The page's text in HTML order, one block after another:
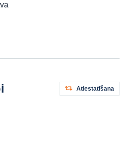
Atiestatīšana